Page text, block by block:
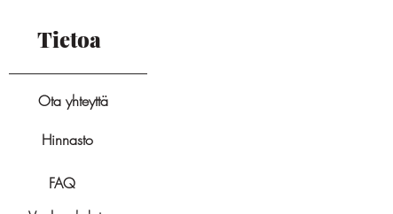
Tietoa
Ota yhteyttä
Hinnasto
FAQ